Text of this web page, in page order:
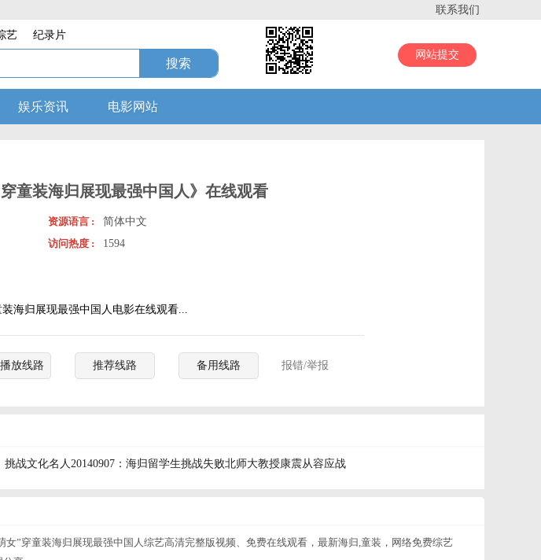
联系我们
艺
纪录片
网站提交
娱乐资讯 电影网站
穿童装海归展现最强中国人》在线观看
资源语言 :
简体中文
访问热度 :
1594
海归展现最强中国人电影在线观看...
放线路 推荐线路 备用线路 报错/举报
挑战文化名人20140907：海归留学生挑战失败北师大教授康震从容应战
”穿童装海归展现最强中国人综艺高清完整版视频、免费在线观看，最新海归,童装，网络免费综艺